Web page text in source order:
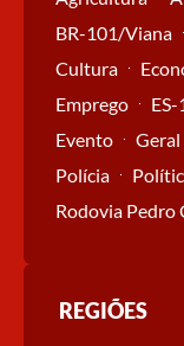
BR-101/Viana
Cultura
Emprego
Evento
Geral
Polícia
Rodovia Pedro
REGIÕES